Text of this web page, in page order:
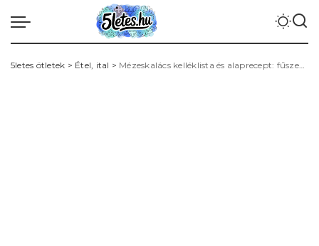
5letes ötletek > Étel, ital > Mézeskalács kelléklista és alaprecept: fűszerezés, tészta pihentetés, díszítés és sütési hőfok